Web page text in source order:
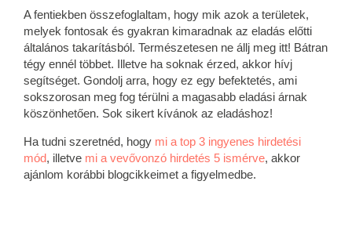
A fentiekben összefoglaltam, hogy mik azok a területek,
melyek fontosak és gyakran kimaradnak az eladás előtti
általános takarításból. Természetesen ne állj meg itt! Bátran
tégy ennél többet. Illetve ha soknak érzed, akkor hívj
segítséget. Gondolj arra, hogy ez egy befektetés, ami
sokszorosan meg fog térülni a magasabb eladási árnak
köszönhetően. Sok sikert kívánok az eladáshoz!
Ha tudni szeretnéd, hogy mi a top 3 ingyenes hirdetési
mód, illetve mi a vevővonzó hirdetés 5 ismérve, akkor
ajánlom korábbi blogcikkeimet a figyelmedbe.